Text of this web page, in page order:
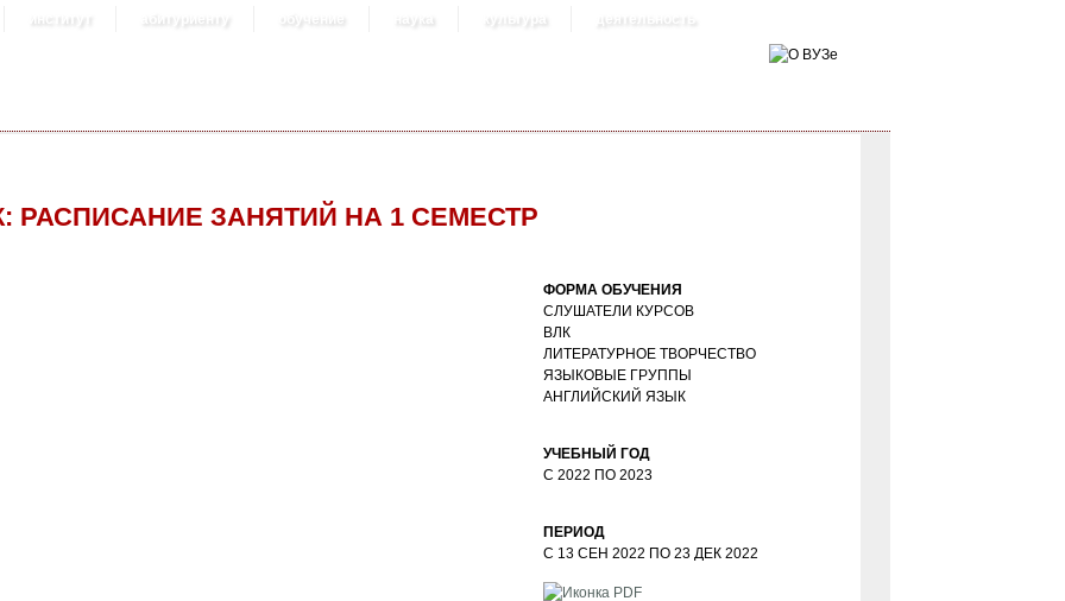
институт абитуриенту обучение наука культура деятельность
РАСПИСАНИЕ ЗАНЯТИЙ НА 1 СЕМЕСТР
ФОРМА ОБУЧЕНИЯ
СЛУШАТЕЛИ КУРСОВ
ВЛК
ЛИТЕРАТУРНОЕ ТВОРЧЕСТВО
ЯЗЫКОВЫЕ ГРУППЫ
АНГЛИЙСКИЙ ЯЗЫК
УЧЕБНЫЙ ГОД
С2022 ПО2023
ПЕРИОД
С 13 СЕН 2022 ПО23 ДЕК 2022